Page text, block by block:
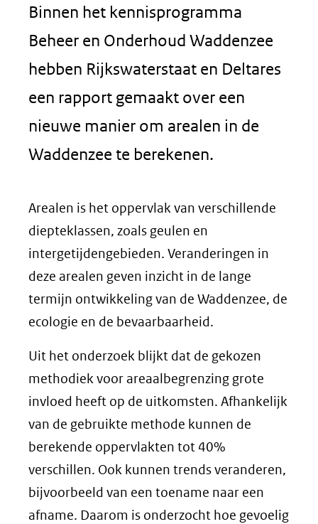
Binnen het kennisprogramma
Beheer en Onderhoud Waddenzee
hebben Rijkswaterstaat en Deltares
een rapport gemaakt over een
nieuwe manier om arealen in de
Waddenzee te berekenen.
Arealen is het oppervlak van verschillende
diepteklassen, zoals geulen en
intergetijdengebieden. Veranderingen in
deze arealen geven inzicht in de lange
termijn ontwikkeling van de Waddenzee, de
ecologie en de bevaarbaarheid.
Uit het onderzoek blijkt dat de gekozen
methodiek voor areaalbegrenzing grote
invloed heeft op de uitkomsten. Afhankelijk
van de gebruikte methode kunnen de
berekende oppervlakten tot 40%
verschillen. Ook kunnen trends veranderen,
bijvoorbeeld van een toename naar een
afname. Daarom is onderzocht hoe gevoelig